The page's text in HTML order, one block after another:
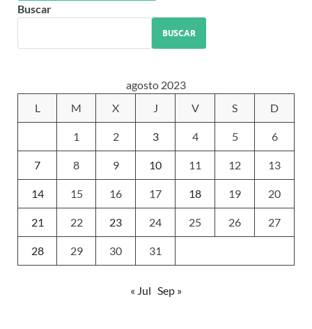
Buscar
BUSCAR
agosto 2023
L
M X J V S D
1 2 3 4 5 6
7 8 9 10 11 12 13
14 15 16 17 18 19 20
21 22 23 24 25 26 27
28 29 30 31
« Jul Sep »